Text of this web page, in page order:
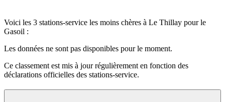
Voici les 3 stations-service les moins chères à Le Thillay pour le
Gasoil :
Les données ne sont pas disponibles pour le moment.
Ce classement est mis à jour régulièrement en fonction des
déclarations officielles des stations-service.